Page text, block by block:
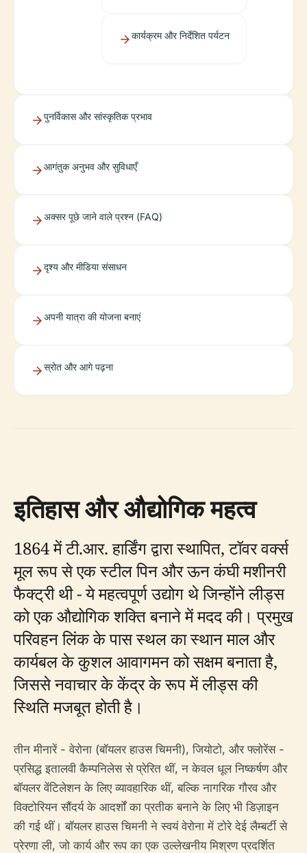
कार्यक्रम और निर्देशित पर्यटन
पुनर्विकास और सांस्कृतिक प्रभाव
आगंतुक अनुभव और सुविधाएँ
अक्सर पूछे जाने वाले प्रश्न (FAQ)
दृश्य और मीडिया संसाधन
अपनी यात्रा की योजना बनाएं
स्रोत और आगे पढ़ना
इतिहास और औद्योगिक महत्व
1864 में टी.आर. हार्डिंग द्वारा स्थापित, टॉवर वर्क्स
मूल रूप से एक स्टील पिन और ऊन कंघी मशीनरी
फैक्ट्री थी - ये महत्वपूर्ण उद्योग थे जिन्होंने लीड्स
को एक औद्योगिक शक्ति बनाने में मदद की। प्रमुख
परिवहन लिंक के पास स्थल का स्थान माल और
कार्यबल के कुशल आवागमन को सक्षम बनाता है,
जिससे नवाचार के केंद्र के रूप में लीड्स की
स्थिति मजबूत होती है।
तीन मीनारें - वेरोना (बॉयलर हाउस चिमनी), जियोटो, और फ्लोरेंस -
प्रसिद्ध इतालवी कैम्पनिलेस से प्रेरित थीं, न केवल धूल निष्कर्षण और
बॉयलर वेंटिलेशन के लिए व्यावहारिक थीं, बल्कि नागरिक गौरव और
विक्टोरियन सौंदर्य के आदर्शों का प्रतीक बनाने के लिए भी डिज़ाइन
की गई थीं। बॉयलर हाउस चिमनी ने स्वयं वेरोना में टोरे देई लैम्बर्टी से
प्रेरणा ली, जो कार्य और रूप का एक उल्लेखनीय मिश्रण प्रदर्शित